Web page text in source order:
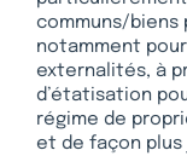
communs/biens
notamment
externalités, à
d’étatisation
régime de
et de façon plus